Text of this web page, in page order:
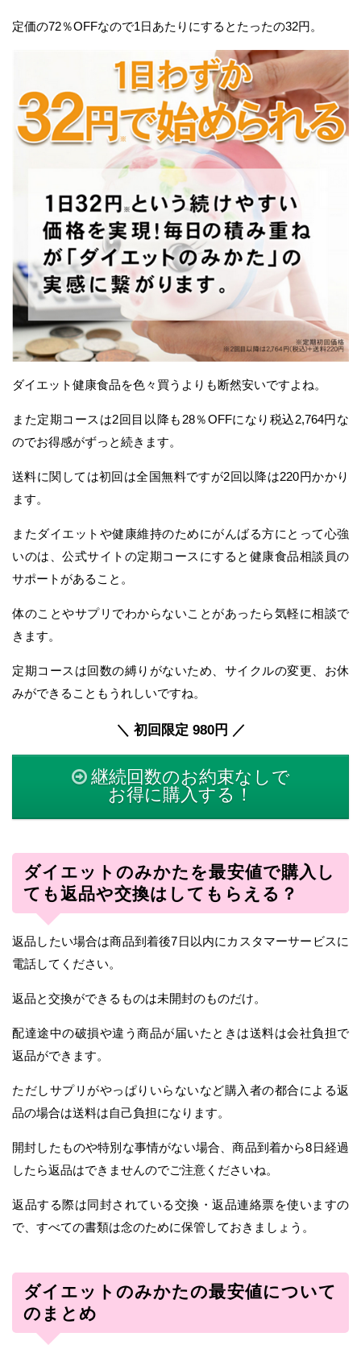
定価の72％OFFなので1日あたりにするとたったの32円。
ダイエット健康食品を色々買うよりも断然安いですよね。
また定期コースは2回目以降も28％OFFになり税込2,764円な
のでお得感がずっと続きます。
送料に関しては初回は全国無料ですが2回以降は220円かかり
ます。
またダイエットや健康維持のためにがんばる方にとって心強
いのは、公式サイトの定期コースにすると健康食品相談員の
サポートがあること。
体のことやサプリでわからないことがあったら気軽に相談で
きます。
定期コースは回数の縛りがないため、サイクルの変更、お休
みができることもうれしいですね。
＼ 初回限定 980円 ／
継続回数のお約束なしで
お得に購入する！
ダイエットのみかたを最安値で購入し
ても返品や交換はしてもらえる？
返品したい場合は商品到着後7日以内にカスタマーサービスに
電話してください。
返品と交換ができるものは未開封のものだけ。
配達途中の破損や違う商品が届いたときは送料は会社負担で
返品ができます。
ただしサプリがやっぱりいらないなど購入者の都合による返
品の場合は送料は自己負担になります。
開封したものや特別な事情がない場合、商品到着から8日経過
したら返品はできませんのでご注意くださいね。
返品する際は同封されている交換・返品連絡票を使いますの
で、すべての書類は念のために保管しておきましょう。
ダイエットのみかたの最安値について
のまとめ